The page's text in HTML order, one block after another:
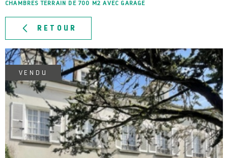
NOTRE
CHAMBRES TERRAIN DE 700 M2 AVEC GARAGE
RETOUR
VENDU
Budget
BUDGET
RECHERCHER